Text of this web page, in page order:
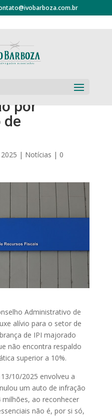
limita
por
de
| Notícias | 0
Administrativo de
alívio para o setor de
de IPI majorado
não encontra respaldo
superior a 10%.
10/2025 envolveu a
um auto de infração
ao reconhecer
não é, por si só,